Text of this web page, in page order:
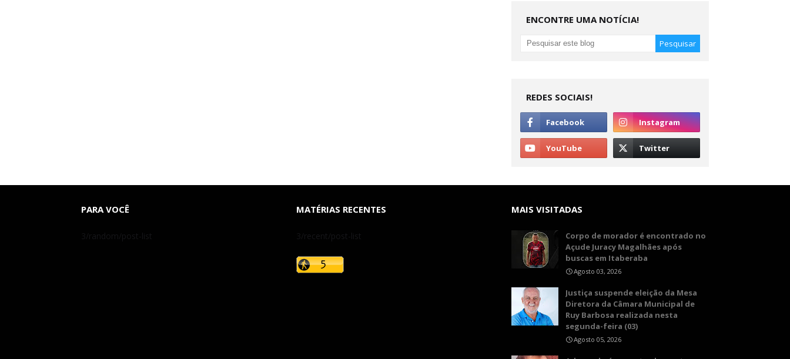
ENCONTRE UMA NOTÍCIA!
REDES SOCIAIS!
PARA VOCÊ
3/random/post-list
MATÉRIAS RECENTES
3/recent/post-list
MAIS VISITADAS
Corpo de morador é encontrado no
Açude Juracy Magalhães após
buscas em Itaberaba
Agosto 03, 2026
​Justiça suspende eleição da Mesa
Diretora da Câmara Municipal de
Ruy Barbosa realizada nesta
segunda-feira (03)
Agosto 05, 2026